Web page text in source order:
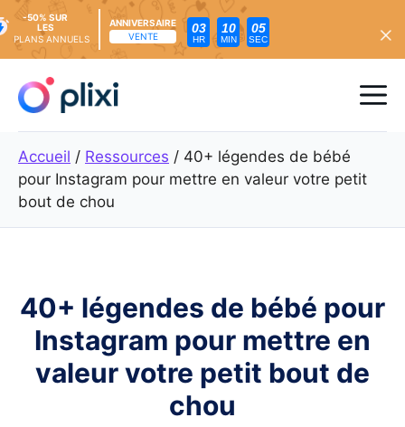
content
-50% SUR
LES
PLANS ANNUELS
ANNIVERSAIRE
VENTE
03
HR
10
MIN
04
SEC
Accueil / Ressources / 40+ légendes de bébé
pour Instagram pour mettre en valeur votre petit
bout de chou
40+ légendes de bébé pour
Instagram pour mettre en
valeur votre petit bout de
chou